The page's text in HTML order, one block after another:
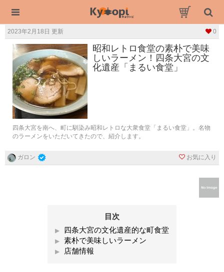
2023年2月18日 更新 0
昭和レトロ食堂の素朴で美味
しいラーメン！四条大宮の文
化遺産「まるい食堂」
四条大宮を南へ、町に馴染み昭和レトロな大衆食堂「まるい食堂」。名物
のラーメンをいただいてきたので、紹介します。
ガロン お気に入り
目次
四条大宮の文化遺産的な町食堂
素朴で美味しいラーメン
店舗情報